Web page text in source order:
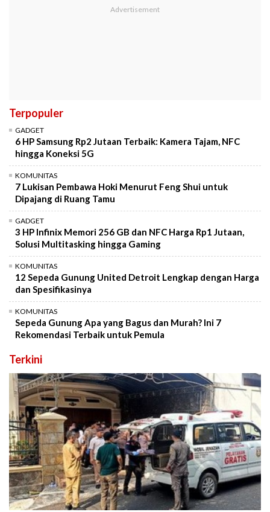
Terpopuler
GADGET
6 HP Samsung Rp2 Jutaan Terbaik: Kamera Tajam, NFC
hingga Koneksi 5G
KOMUNITAS
7 Lukisan Pembawa Hoki Menurut Feng Shui untuk
Dipajang di Ruang Tamu
GADGET
3 HP Infinix Memori 256 GB dan NFC Harga Rp1 Jutaan,
Solusi Multitasking hingga Gaming
KOMUNITAS
12 Sepeda Gunung United Detroit Lengkap dengan Harga
dan Spesifikasinya
KOMUNITAS
Sepeda Gunung Apa yang Bagus dan Murah? Ini 7
Rekomendasi Terbaik untuk Pemula
Terkini